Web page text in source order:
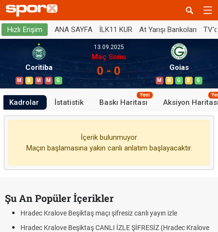
Hızlı Erişim ANA SAYFA İLK11 KUR At Yarışı Bankoları
Coritiba
M B M M G
13.09.2025
Maç Sonu
0 - 0 Goias
M B G B G
Kadrolar İstatistik Baskı Haritası
Yeni
Aksiyon
İçerik bulunmuyor
Maçın başlamasına yakın canlı anlatım başlayacaktır.
Şu An Popüler İçerikler
Hradec Kralove Beşiktaş maçı şifresiz canlı yayın izle
Hradec Kralove Beşiktaş CANLI İZLE ŞİFRESİZ (Hradec Kralove